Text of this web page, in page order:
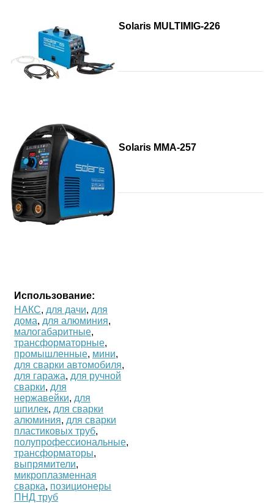
Solaris MULTIMIG-226
Solaris MMA-257
Использование:
НАКС, для дачи, для
дома, для алюминия,
малогабаритные,
трансформаторные,
промышленные, мини,
для сварки автомобиля,
для гаража, для ручной
сварки, для
нержавейки, для
шпилек, для сварки
алюминия, для сварки
пластиковых труб,
полупрофессиональные,
трансформаторы,
выпрямители,
микроплазменная
сварка, позиционеры
ПНД труб